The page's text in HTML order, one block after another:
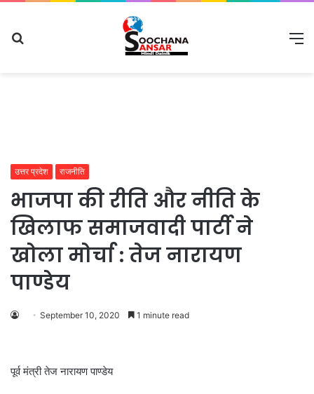
उत्तर प्रदेश राजनीति
भाजपा की रीति और नीति के
खिलाफ समाजवादी पार्टी ने
खोला मोर्चा : तेज नारायण
पाण्डेय
September 10, 2020 1 minute read
पूर्व मंत्री तेज नारायण पाण्डेय